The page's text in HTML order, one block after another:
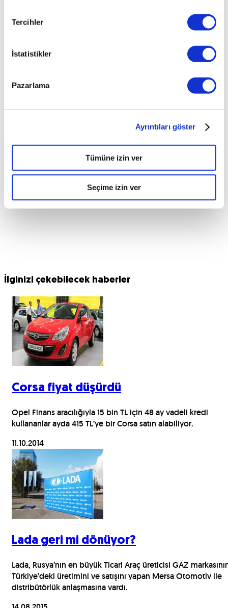
Tercihler
İstatistikler
Pazarlama
Ayrıntıları göster
Tümüne izin ver
Seçime izin ver
İlginizi çekebilecek haberler
Corsa fiyat düşürdü
Opel Finans aracılığıyla 15 bin TL için 48 ay vadeli kredi
kullananlar ayda 415 TL’ye bir Corsa satın alabiliyor.
11.10.2014
Lada geri mi dönüyor?
Lada, Rusya’nın en büyük Ticari Araç üreticisi GAZ
Türkiye’deki üretimini ve satışını yapan Mersa Otomotiv ile
distribütörlük anlaşmasına vardı.